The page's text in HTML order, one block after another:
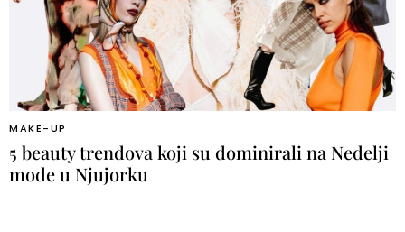
MAKE-UP
5 beauty trendova koji su dominirali na Nedelji
mode u Njujorku